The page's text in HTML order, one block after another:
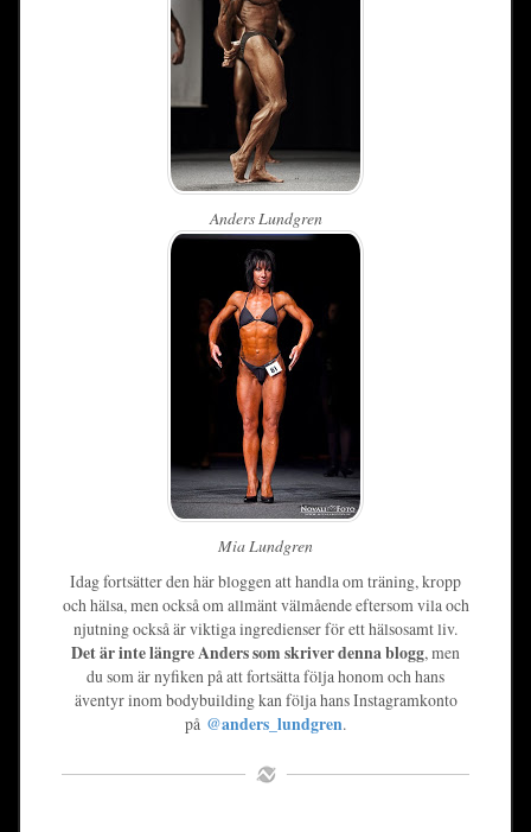
Anders Lundgren
Mia Lundgren
Idag fortsätter den här bloggen att handla om träning, kropp
och hälsa, men också om allmänt välmående eftersom vila och
njutning också är viktiga ingredienser för ett hälsosamt liv.
Det är inte längre Anders som skriver denna blogg, men
du som är nyfiken på att fortsätta följa honom och hans
äventyr inom bodybuilding kan följa hans Instagramkonto
på @anders_lundgren.